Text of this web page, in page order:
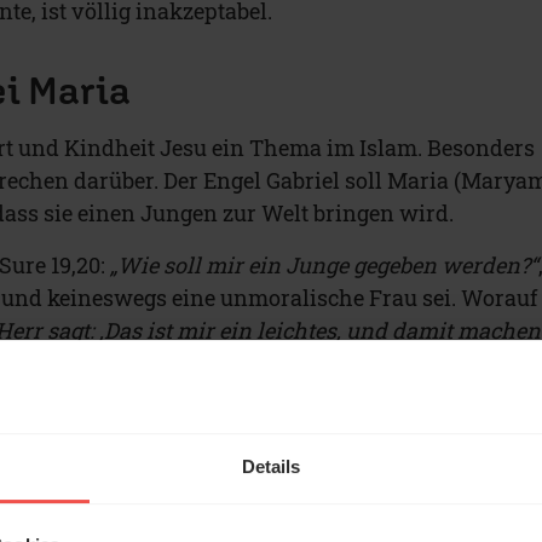
Details
ist völlig inakzeptabel.
Maria
und Kindheit Jesu ein Thema im Islam. Besonders
darüber. Der Engel Gabriel soll Maria
sie einen Jungen zur Welt bringen wird.
19,20: „Wie soll mir ein Junge gegeben werden?“
keineswegs eine unmoralische Frau sei. Worauf
sagt: ‚Das ist mir ein leichtes, und damit machen
für die Menschen und zu einer Barmherzigkeit
als einziger Prophet in der islamischen